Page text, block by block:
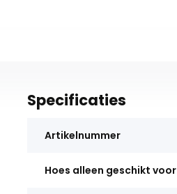
Specificaties
Artikelnummer
Hoes alleen geschikt voor